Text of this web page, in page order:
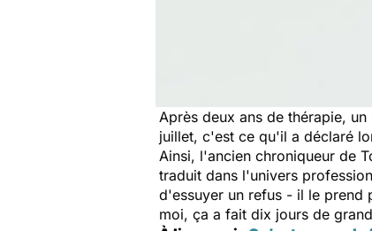
Après deux ans de thérapie,
juillet, c'est ce qu'il a déclaré
Ainsi, l'ancien chroniqueur de
traduit dans l'univers
d'essuyer un refus - il le prend
moi, ça a fait dix jours de